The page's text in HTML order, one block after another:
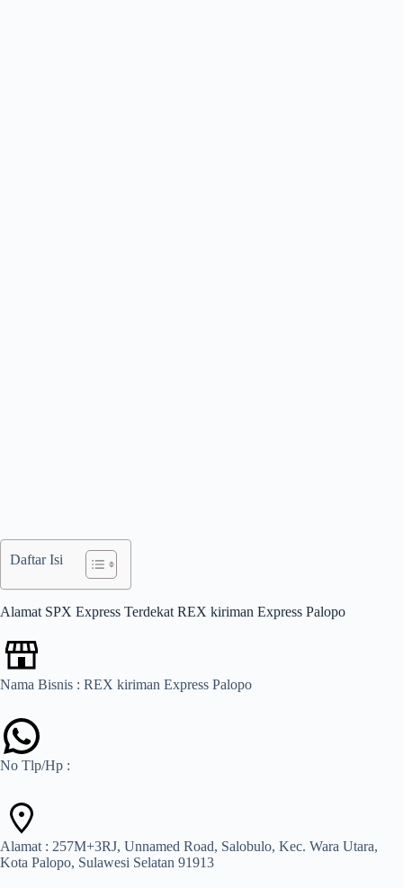
Daftar Isi
Alamat SPX Express Terdekat REX kiriman Express Palopo
Nama Bisnis : REX kiriman Express Palopo
No Tlp/Hp :
Alamat : 257M+3RJ, Unnamed Road, Salobulo, Kec. Wara Utara,
Kota Palopo, Sulawesi Selatan 91913